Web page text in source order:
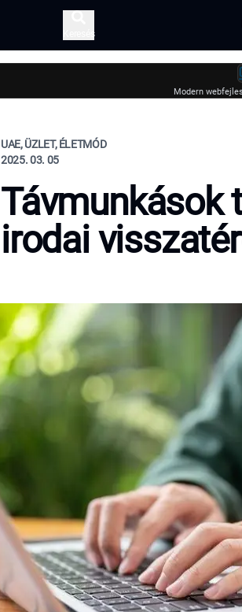
Keresés
Modern
UAE, ÜZLET, ÉLETMÓD
2025. 03. 05
Távmunkások
irodai